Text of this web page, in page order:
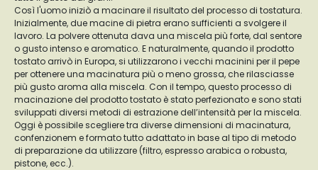
Così l'uomo iniziò a macinare il risultato del processo di tostatura.
Inizialmente, due macine di pietra erano sufficienti a svolgere il
lavoro. La polvere ottenuta dava una miscela più forte, dal sentore
o gusto intenso e aromatico. E naturalmente, quando il prodotto
tostato arrivò in Europa, si utilizzarono i vecchi macinini per il pepe
per ottenere una macinatura più o meno grossa, che rilasciasse
più gusto aroma alla miscela. Con il tempo, questo processo di
macinazione del prodotto tostato è stato perfezionato e sono stati
sviluppati diversi metodi di estrazione dell’intensità per la miscela.
Oggi è possibile scegliere tra diverse dimensioni di macinatura,
confenzionem e formato tutto adattato in base al tipo di metodo
di preparazione da utilizzare (filtro, espresso arabica o robusta,
pistone, ecc.).